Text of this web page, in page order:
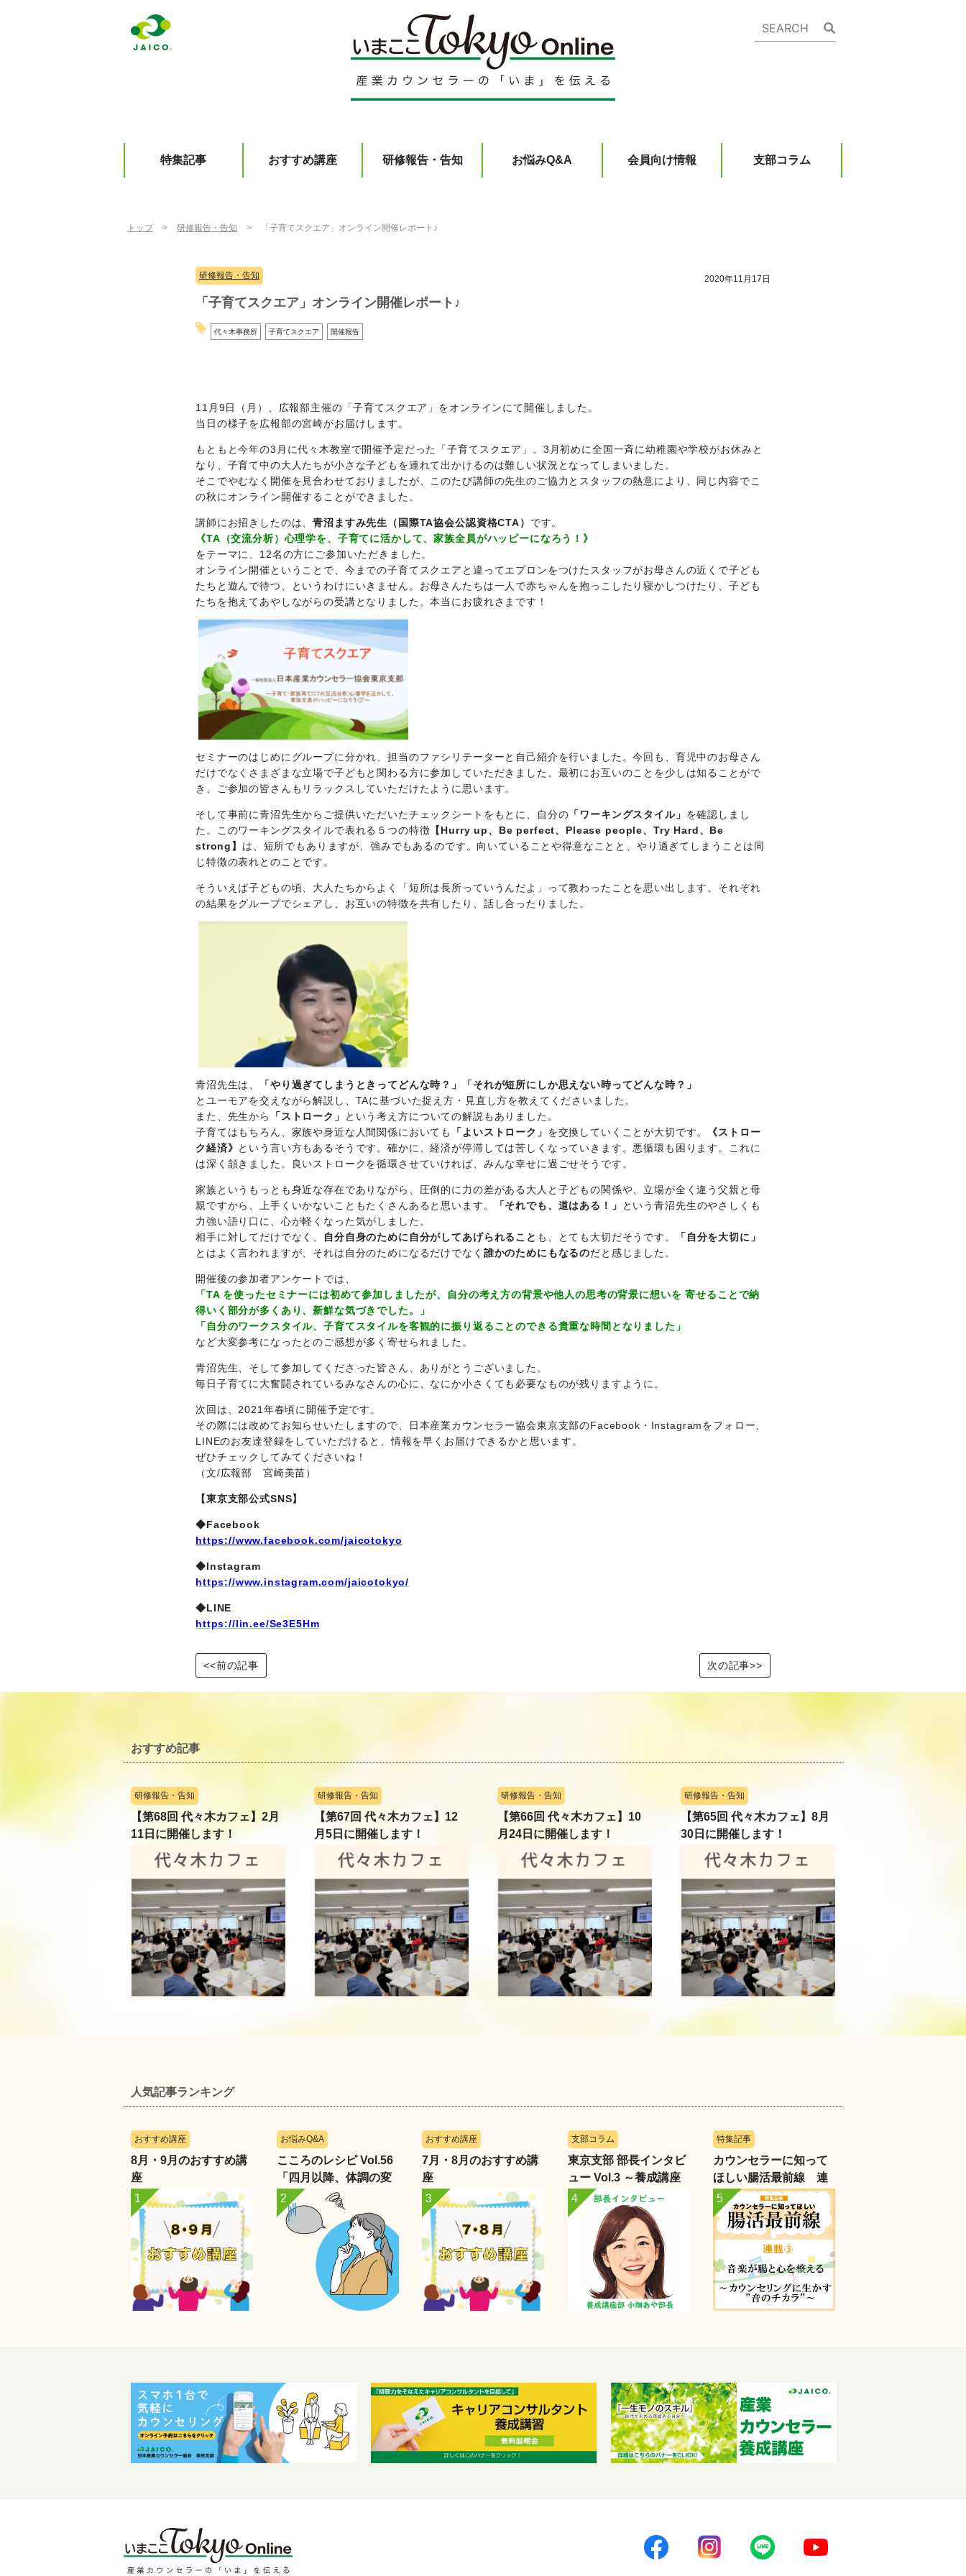
特集記事 おすすめ講座 研修報告・告知 お悩みQ&A 会員向け情報 支部コラム
トップ > 研修報告・告知 > 「子育てスクエア」オンライン開催レポート♪
研修報告・告知
「子育てスクエア」オンライン開催レポート♪
2020年11月17日
代々木事務所 子育てスクエア 開催報告
11月9日（月）、広報部主催の「子育てスクエア」をオンラインにて開催しました。
当日の様子を広報部の宮崎がお届けします。
もともと今年の3月に代々木教室で開催予定だった「子育てスクエア」。3月初めに全国一斉に幼稚園や学校がお休みと
なり、子育て中の大人たちが小さな子どもを連れて出かけるのは難しい状況となってしまいました。
そこでやむなく開催を見合わせておりましたが、このたび講師の先生のご協力とスタッフの熱意により、同じ内容でこ
の秋にオンライン開催することができました。
講師にお招きしたのは、青沼ますみ先生（国際TA協会公認資格CTA） です。
《TA（交流分析）心理学を、子育てに活かして、家族全員がハッピーになろう！》
をテーマに、12名の方にご参加いただきました。
オンライン開催ということで、今までの子育てスクエアと違ってエプロンをつけたスタッフがお母さんの近くで子ども
たちと遊んで待つ、というわけにいきません。お母さんたちは一人で赤ちゃんを抱っこしたり寝かしつけたり、子ども
たちを抱えてあやしながらの受講となりました。本当にお疲れさまです！
セミナーのはじめにグループに分かれ、担当のファシリテーターと自己紹介を行いました。今回も、育児中のお母さん
だけでなくさまざまな立場で子どもと関わる方に参加していただきました。最初にお互いのことを少しは知ることがで
き、ご参加の皆さんもリラックスしていただけたように思います。
そして事前に青沼先生からご提供いただいたチェックシートをもとに、自分の 「ワーキングスタイル」 を確認しまし
た。このワーキングスタイルで表れる５つの特徴 【Hurry up、Be perfect、Please people、Try Hard、Be
strong】 は、短所でもありますが、強みでもあるのです。向いていることや得意なことと、やり過ぎてしまうことは同
じ特徴の表れとのことです。
そういえば子どもの頃、大人たちからよく「短所は長所っていうんだよ」って教わったことを思い出します。それぞれ
の結果をグループでシェアし、お互いの特徴を共有したり、話し合ったりました。
青沼先生は、
「やり過ぎてしまうときってどんな時？」「それが短所にしか思えない時ってどんな時？」
とユーモアを交えながら解説し、TAに基づいた捉え方・見直し方を教えてくださいました。
また、先生から
「ストローク」
という考え方についての解説もありました。
子育てはもちろん、家族や身近な人間関係においても
「よいストローク」 を交換していくことが大切です。
《ストロー
ク経済》 という言い方もあるそうです。確かに、経済が停滞しては苦しくなっていきます。悪循環も困ります。これに
は深く頷きました。良いストロークを循環させていければ、みんな幸せに過ごせそうです。
家族というもっとも身近な存在でありながら、圧倒的に力の差がある大人と子どもの関係や、立場が全く違う父親と母
親ですから、上手くいかないこともたくさんあると思います。
「それでも、道はある！」
という青沼先生のやさしくも
力強い語り口に、心が軽くなった気がしました。
相手に対してだけでなく、
自分自身のために自分がしてあげられること も、とても大切だそうです。
「自分を大切に」
とはよく言われますが、それは自分のためになるだけでなく 誰かのためにもなるのだと感じました。
開催後の参加者アンケートでは、
「TA を使ったセミナーには初めて参加しましたが、自分の考え方の背景や他人の思考の背景に想いを 寄せることで納
得いく部分が多くあり、新鮮な気づきでした。」
「自分のワークスタイル、子育てスタイルを客観的に振り返ることのできる貴重な時間となりました」
など大変参考になったとのご感想が多く寄せられました。
青沼先生、そして参加してくださった皆さん、ありがとうございました。
毎日子育てに大奮闘されているみなさんの心に、なにか小さくても必要なものが残りますように。
次回は、2021年春頃に開催予定です。
その際には改めてお知らせいたしますので、日本産業カウンセラー協会東京支部のFacebook・Instagramをフォロー、
LINEのお友達登録をしていただけると、情報を早くお届けできるかと思います。
ぜひチェックしてみてくださいね！
（文/広報部 宮崎美苗）
【東京支部公式SNS】
◆Facebook
https://www.facebook.com/jaicotokyo
◆Instagram
https://www.instagram.com/jaicotokyo/
◆LINE
https://lin.ee/Se3E5Hm
<<前の記事 次の記事>>
おすすめ記事
研修報告・告知
【第68回 代々木カフェ】2月
11日に開催します！
研修報告・告知
【第67回 代々木カフェ】12
月5日に開催します！
研修報告・告知
【第66回 代々木カフェ】10
月24日に開催します！
研修報告・告知
【第65回 代々木カフェ】8月
30日に開催します！
人気記事ランキング
おすすめ講座
8月・9月のおすすめ講
座
お悩みQ&A
こころのレシピ Vol.56
「四月以降、体調の変
化に戸惑っています」
おすすめ講座
7月・8月のおすすめ講
座
支部コラム
東京支部 部長インタビ
ュー Vol.3 ～養成講座
部・小畑あや部長に聞
く、学びを支える人材
育成の現場～
特集記事
カウンセラーに知って
ほしい腸活最前線 連
載③音楽が腸と心を整
える―カウンセリング
に生かす”音のチカラ”